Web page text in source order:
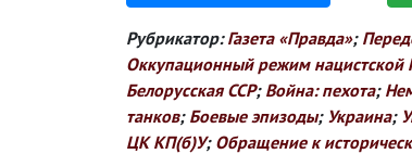
Рубрикатор: Газета «Правда»;
Оккупационный режим нацистской
Белорусская ССР; Война: пехота;
танков; Боевые эпизоды; Украина;
ЦК КП(б)У; Обращение к